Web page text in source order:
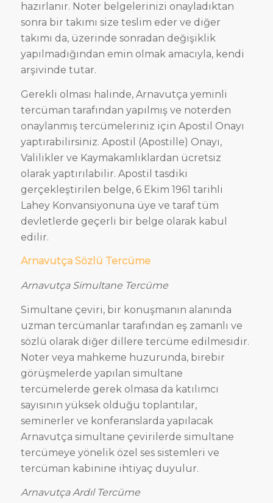
hazırlanır. Noter belgelerinizi onayladıktan
sonra bir takımı size teslim eder ve diğer
takımı da, üzerinde sonradan değişiklik
yapılmadığından emin olmak amacıyla, kendi
arşivinde tutar.
Gerekli olması halinde, Arnavutça yeminli
tercüman tarafından yapılmış ve noterden
onaylanmış tercümeleriniz için Apostil Onayı
yaptırabilirsiniz. Apostil (Apostille) Onayı,
Valilikler ve Kaymakamlıklardan ücretsiz
olarak yaptırılabilir. Apostil tasdiki
gerçekleştirilen belge, 6 Ekim 1961 tarihli
Lahey Konvansiyonuna üye ve taraf tüm
devletlerde geçerli bir belge olarak kabul
edilir.
Arnavutça Sözlü Tercüme
Arnavutça Simultane Tercüme
Simultane çeviri, bir konuşmanın alanında
uzman tercümanlar tarafından eş zamanlı ve
sözlü olarak diğer dillere tercüme edilmesidir.
Noter veya mahkeme huzurunda, birebir
görüşmelerde yapılan simultane
tercümelerde gerek olmasa da katılımcı
sayısının yüksek olduğu toplantılar,
seminerler ve konferanslarda yapılacak
Arnavutça simultane çevirilerde simultane
tercümeye yönelik özel ses sistemleri ve
tercüman kabinine ihtiyaç duyulur.
Arnavutça Ardıl Tercüme